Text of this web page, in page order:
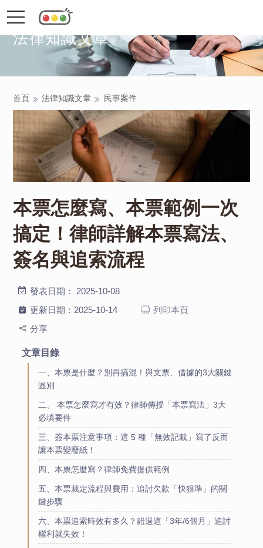
toggle
法律知識文章
首頁 法律知識文章 民事案件
本票怎麼寫、本票範例一次
搞定！律師詳解本票寫法、
簽名與追索流程
發表日期： 2025-10-08
更新日期： 2025-10-14
列印本頁
分享
文章目錄
一、本票是什麼？別再搞混！與支票、借據的3大關鍵
區別
二、 本票怎麼寫才有效？律師傳授「本票寫法」3大
必填要件
三、簽本票注意事項：這 5 種「無效記載」寫了反而
讓本票變廢紙！
四、本票怎麼寫？律師免費提供範例
五、本票裁定流程與費用：追討欠款「快狠準」的關
鍵步驟
六、本票追索時效有多久？錯過這「3年/6個月」追討
權利就失效！